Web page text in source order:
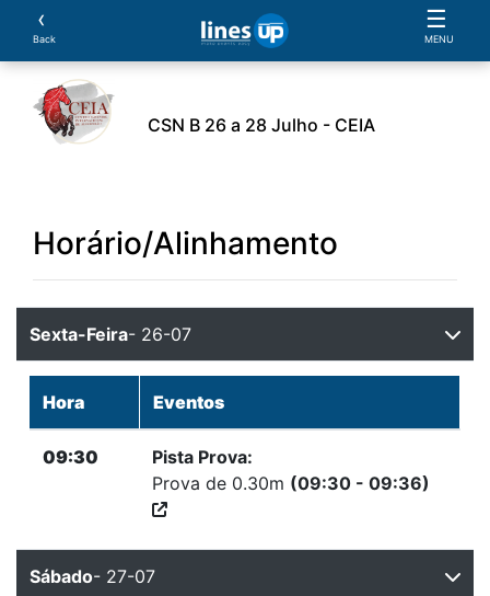
‹
Back
☰
MENU
CSN B 26 a 28 Julho - CEIA
Horário/Alinhamento
Sexta-Feira- 26-07
Hora Eventos
09:30
Pista Prova:
Prova de 0.30m (09:30 - 09:36)
Sábado- 27-07